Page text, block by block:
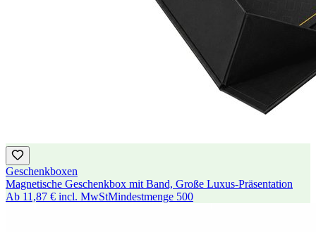
Geschenkboxen
Magnetische Geschenkbox mit Band, Große Luxus-Präsentation
Ab 11,87 € incl. MwStMindestmenge 500